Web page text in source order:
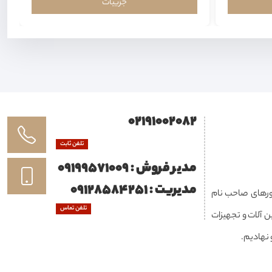
جزییات
در داخل و کشورهای صاحب نام
آلات و تجهیزات
نهادیم.
02191002082
تلفن ثابت
مدیر فروش : 09199571009
مدیریت : 09128584251
تلفن تماس